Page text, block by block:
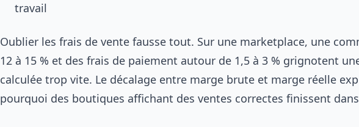
travail
Oublier les frais de vente fausse tout. Sur une marketplace, une
12 à 15 % et des frais de paiement autour de 1,5 à 3 % grignotent
calculée trop vite. Le décalage entre marge brute et marge réelle
pourquoi des boutiques affichant des ventes correctes finissent